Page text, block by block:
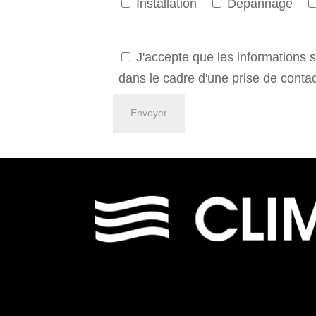
Installation Dépannage
J'accepte que les informations
dans le cadre d'une prise de